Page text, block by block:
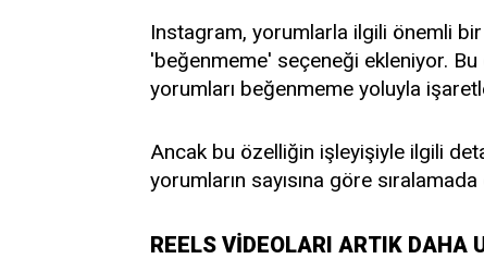
Instagram, yorumlarla ilgili önemli bir
'beğenmeme' seçeneği ekleniyor. Bu
yorumları beğenmeme yoluyla
Ancak bu özelliğin işleyişiyle ilgili
yorumların sayısına göre
REELS VİDEOLARI ARTIK DAHA